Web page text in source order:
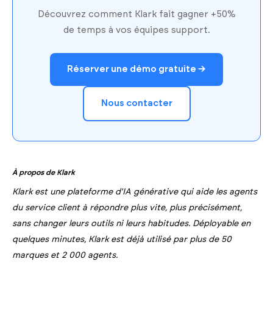
Découvrez comment Klark fait gagner +50%
de temps à vos équipes support.
Réserver une démo gratuite →
Nous contacter
À propos de Klark
Klark est une plateforme d'IA générative qui aide les agents
du service client à répondre plus vite, plus précisément,
sans changer leurs outils ni leurs habitudes. Déployable en
quelques minutes, Klark est déjà utilisé par plus de 50
marques et 2 000 agents.